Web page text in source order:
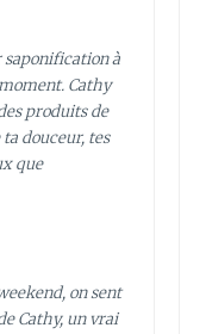
saponification à
Cathy
produits de
douceur, tes
que
on sent
Cathy, un vrai